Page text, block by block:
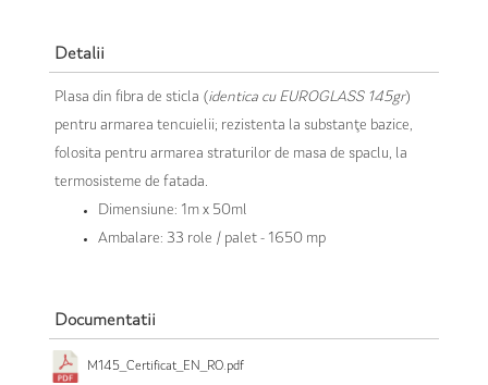
Detalii
Plasa din fibra de sticla (identica cu EUROGLASS 145gr)
pentru armarea tencuielii; rezistenta la substanţe bazice,
folosita pentru armarea straturilor de masa de spaclu, la
termosisteme de fatada.
Dimensiune: 1m x 50ml
Ambalare: 33 role / palet - 1650 mp
Documentatii
M145_Certificat_EN_RO.pdf